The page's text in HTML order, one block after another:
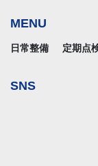
MENU
日常整備 定期点
SNS